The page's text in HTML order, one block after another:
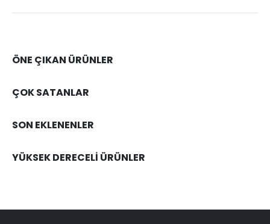
ÖNE ÇIKAN ÜRÜNLER
ÇOK SATANLAR
SON EKLENENLER
YÜKSEK DERECELİ ÜRÜNLER